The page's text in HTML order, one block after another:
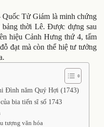
Tử Giám là minh chứng
bảng thời Lê. Được dựng sau
hiệu Cảnh Hưng thứ 4, tấm
đạt mà còn thể hiệ tư tưởng
Đình năm Quý Hợi (1743)
bia tiến sĩ số 1743
tượng văn hóa